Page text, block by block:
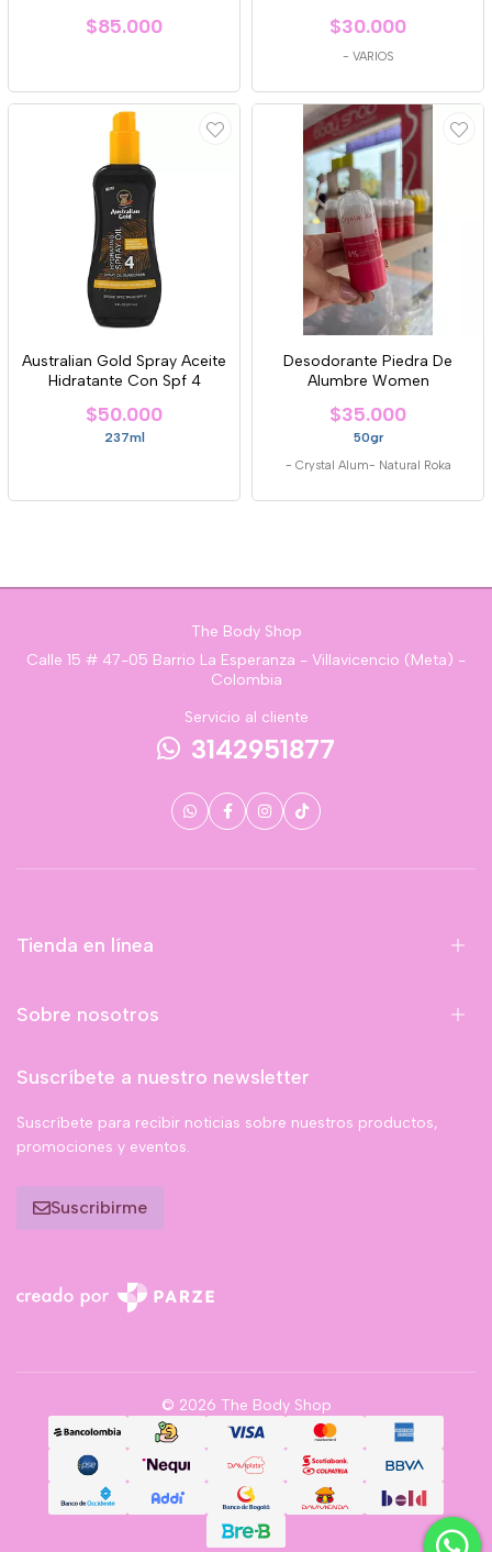
$85.000 $30.000
- VARIOS
Australian Gold Spray Aceite
Hidratante Con Spf 4
$50.000
237ml
Desodorante Piedra De
Alumbre Women
$35.000
50gr
- Crystal Alum- Natural Roka
The Body Shop
Calle 15 # 47-05 Barrio La Esperanza - Villavicencio (Meta) -
Colombia
Servicio al cliente
3142951877
Tienda en línea
Sobre nosotros
Suscríbete a nuestro newsletter
Suscríbete para recibir noticias sobre nuestros productos,
promociones y eventos.
Suscribirme
© 2026 The Body Shop